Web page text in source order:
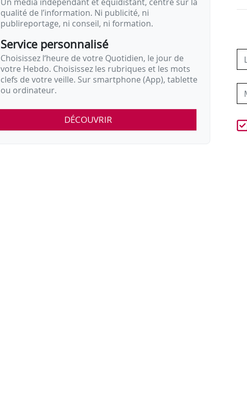
qualité de l’information. Ni publicité, ni
publireportage, ni conseil, ni formation.
Service personnalisé
Choisissez l‘heure de votre Quotidien, le jour de
votre Hebdo. Choisissez les rubriques et les mots
clefs de votre veille. Sur smartphone (App), tablette
ou ordinateur.
DÉCOUVRIR